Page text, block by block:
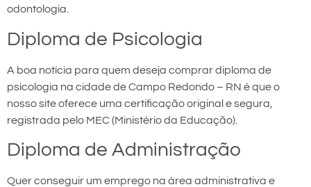
odontologia.
Diploma de Psicologia
A boa notícia para quem deseja comprar diploma de
psicologia na cidade de Campo Redondo – RN é que o
nosso site oferece uma certificação original e segura,
registrada pelo MEC (Ministério da Educação).
Diploma de Administração
Quer conseguir um emprego na área administrativa e